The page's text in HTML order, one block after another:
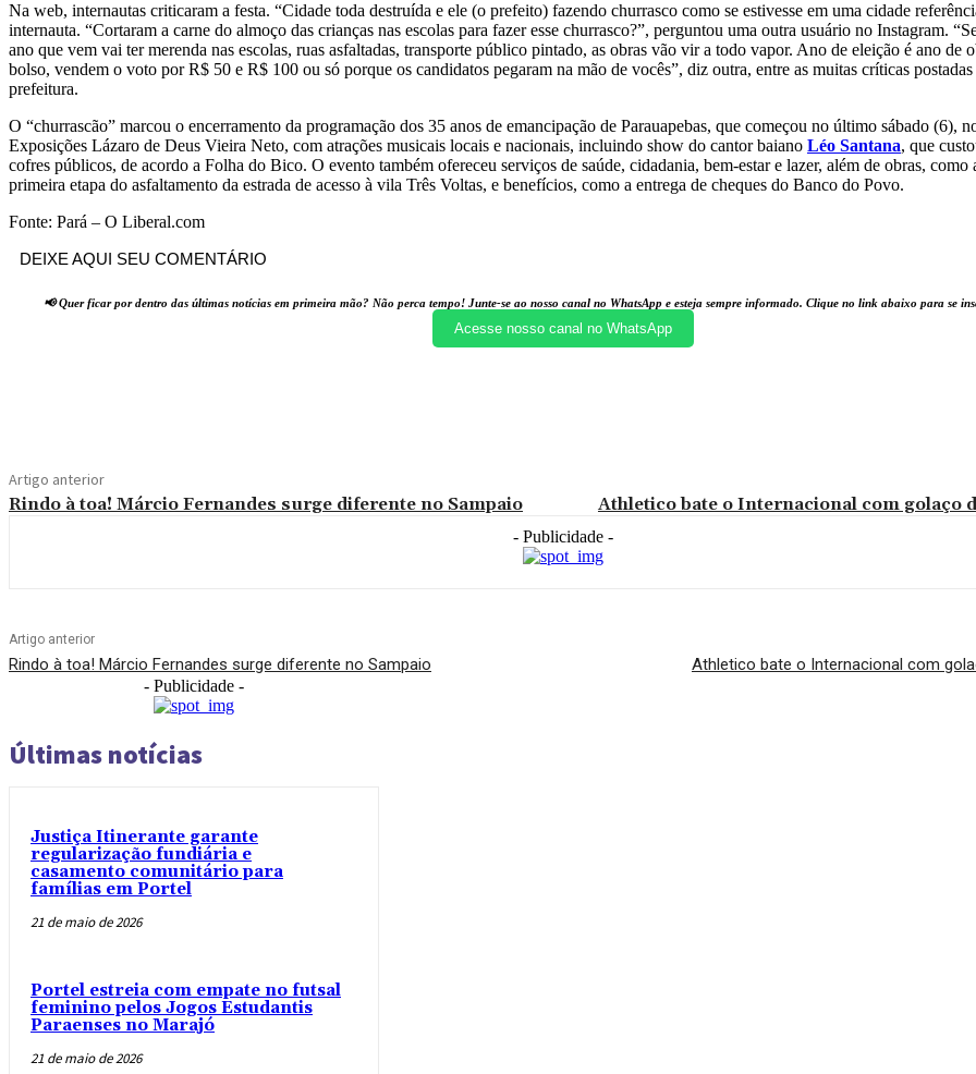
Na web, internautas criticaram a festa. “Cidade toda destruída e ele (o prefeito) fazendo churrasco como se estivesse em uma cidade
internauta. “Cortaram a carne do almoço das crianças nas escolas para fazer esse churrasco?”, perguntou uma outra usuário no Instagram.
ano que vem vai ter merenda nas escolas, ruas asfaltadas, transporte público pintado, as obras vão vir a todo vapor. Ano de eleição é ano de
bolso, vendem o voto por R$ 50 e R$ 100 ou só porque os candidatos pegaram na mão de vocês”, diz outra, entre as muitas críticas postadas
prefeitura.
O “churrascão” marcou o encerramento da programação dos 35 anos de emancipação de Parauapebas, que começou no último sábado (6),
Exposições Lázaro de Deus Vieira Neto, com atrações musicais locais e nacionais, incluindo show do cantor baiano Léo Santana, que
cofres públicos, de acordo a Folha do Bico. O evento também ofereceu serviços de saúde, cidadania, bem-estar e lazer, além de obras, como
primeira etapa do asfaltamento da estrada de acesso à vila Três Voltas, e benefícios, como a entrega de cheques do Banco do Povo.
Fonte: Pará – O Liberal.com
DEIXE AQUI SEU COMENTÁRIO
📢 Quer ficar por dentro das últimas notícias em primeira mão? Não perca tempo! Junte-se ao nosso canal no WhatsApp e esteja sempre informado. Clique no link abaixo para se
Acesse nosso canal no WhatsApp
Artigo anterior
Rindo à toa! Márcio Fernandes surge diferente no Sampaio Athletico bate o Internacional com golaço
- Publicidade -
Artigo anterior
Rindo à toa! Márcio Fernandes surge diferente no Sampaio Athletico bate o Internacional com
- Publicidade -
Últimas notícias
Justiça Itinerante garante
regularização fundiária e
casamento comunitário para
famílias em Portel
21 de maio de 2026
Portel estreia com empate no futsal
feminino pelos Jogos Estudantis
Paraenses no Marajó
21 de maio de 2026